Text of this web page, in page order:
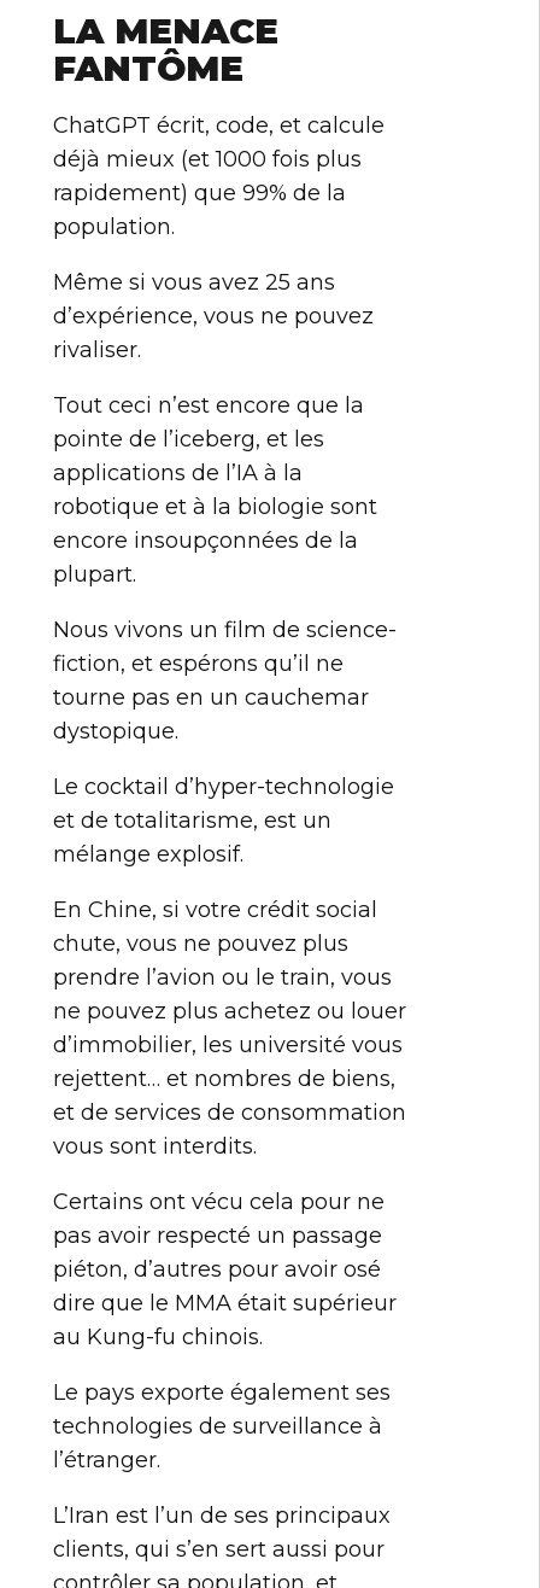
LA MENACE
FANTÔME
ChatGPT écrit, code, et calcule
déjà mieux (et 1000 fois plus
rapidement) que 99% de la
population.
Même si vous avez 25 ans
d’expérience, vous ne pouvez
rivaliser.
Tout ceci n’est encore que la
pointe de l’iceberg, et les
applications de l’IA à la
robotique et à la biologie sont
encore insoupçonnées de la
plupart.
Nous vivons un film de science-
fiction, et espérons qu’il ne
tourne pas en un cauchemar
dystopique.
Le cocktail d’hyper-technologie
et de totalitarisme, est un
mélange explosif.
En Chine, si votre crédit social
chute, vous ne pouvez plus
prendre l’avion ou le train, vous
ne pouvez plus achetez ou louer
d’immobilier, les université vous
rejettent… et nombres de biens,
et de services de consommation
vous sont interdits.
Certains ont vécu cela pour ne
pas avoir respecté un passage
piéton, d’autres pour avoir osé
dire que le MMA était supérieur
au Kung-fu chinois.
Le pays exporte également ses
technologies de surveillance à
l’étranger.
L’Iran est l’un de ses principaux
clients, qui s’en sert aussi pour